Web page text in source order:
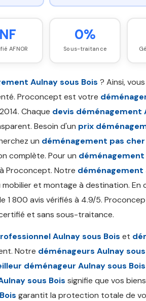
NF
AFNOR
0%
Sous-traitance
Aulnay sous Bois ? Ainsi,
Proconcept est votre
Chaque devis déménagement
Besoin d'un prix
un déménagement pas cher
complète. Pour un déménagement
Proconcept. Notre déménagement
et montage à destination. En
1 800 avis vérifiés à 4.9/5.
et sans sous-traitance.
Aulnay sous Bois et
Notre déménageurs Aulnay
déménageur Aulnay sous Bois
sous Bois signifie que vos
garantit la protection totale de